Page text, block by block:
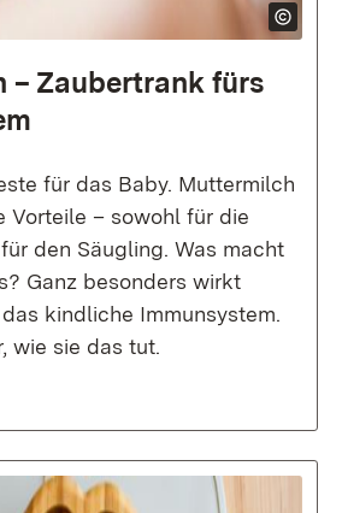
– Zauber­trank fürs
für das Baby. Muttermilch
Vorteile – sowohl für die
den Säugling. Was macht
Ganz besonders wirkt
kindliche Immunsystem.
wie sie das tut.